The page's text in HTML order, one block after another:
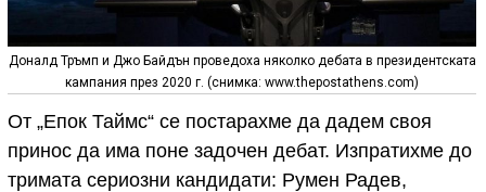
Доналд Тръмп и Джо Байдън проведоха няколко дебата в президентската
кампания през 2020 г. (снимка: www.thepostathens.com)
От „Епок Таймс“ се постарахме да дадем своя
принос да има поне задочен дебат. Изпратихме до
тримата сериозни кандидати: Румен Радев,